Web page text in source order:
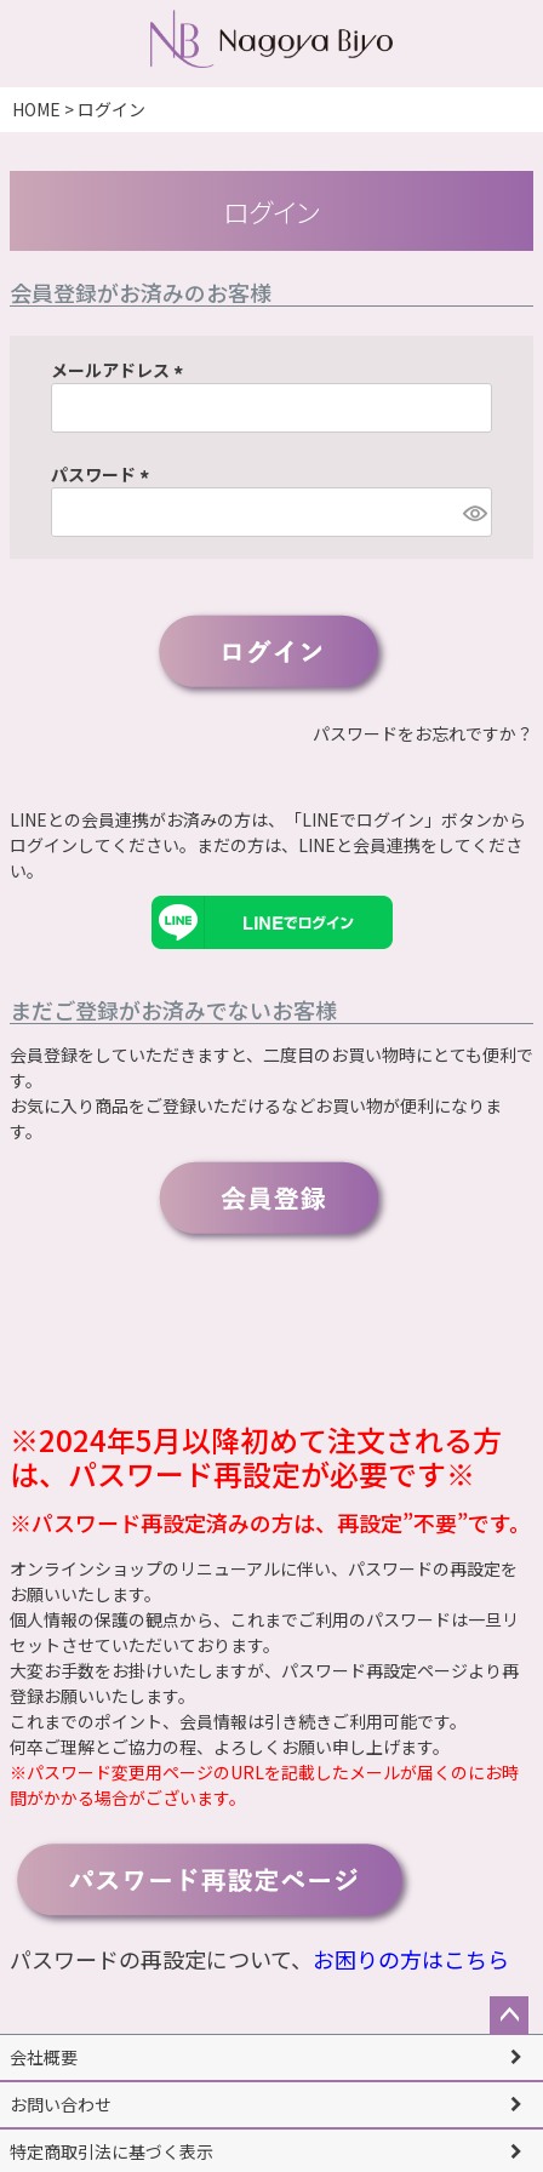
HOME ログイン
ログイン
会員登録がお済みのお客様
メールアドレス
必
パスワード
必
パスワードをお忘れですか？
LINEとの会員連携がお済みの方は、「LINEでログイン」ボタンから
ログインしてください。まだの方は、 LINEと会員連携をしてくださ
い。
まだご登録がお済みでないお客様
会員登録をしていただきますと、二度目のお買い物時にとても便利で
す。
お気に入り商品をご登録いただけるなどお買い物が便利になりま
す。
※2024年5月以降初めて注文される方
は、パスワード再設定が必要です※
※パスワード再設定済みの方は、再設定”不要”です。
オンラインショップのリニューアルに伴い、パスワードの再設定を
お願いいたします。
個人情報の保護の観点から、これまでご利用のパスワードは一旦リ
セットさせていただいております。
大変お手数をお掛けいたしますが、 パスワード再設定ページより再
登録お願いいたします。
これまでのポイント、会員情報は引き続きご利用可能です。
何卒ご理解とご協力の程、よろしくお願い申し上げます。
※パスワード変更用ページのURLを記載したメールが届くのにお時
間がかかる場合がございます。
パスワードの再設定について、 お困りの方はこちら
ペー
ップ
へ
会社概要
お問い合わせ
特定商取引法に基づく表示